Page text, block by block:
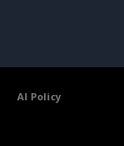
AI Policy